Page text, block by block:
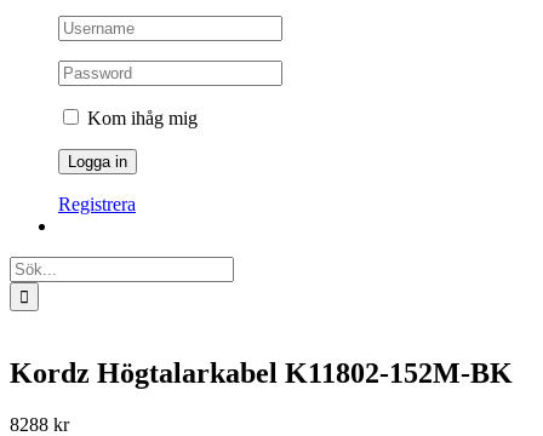
Kom ihåg mig
Registrera
Sök
efter:
Kordz Högtalarkabel K11802-152M-BK
8288 kr